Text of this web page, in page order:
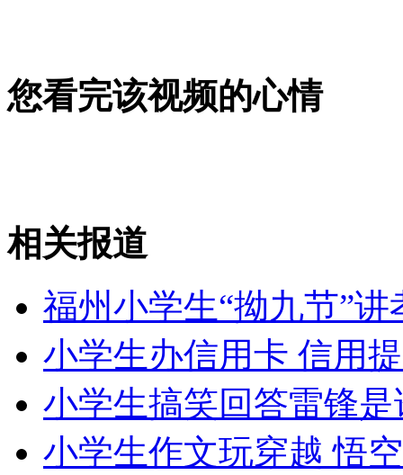
云南野象再“发飙” 村民损失重
山西运城恶犬咬伤多人 警民合力深夜将其击毙
无痛分娩是否安全 医生回应
外交部：反对强权政治霸凌主义
您看完该视频的心情
相关报道
福州小学生“拗九节”
小学生办信用卡 信用
小学生搞笑回答雷锋
小学生作文玩穿越 悟